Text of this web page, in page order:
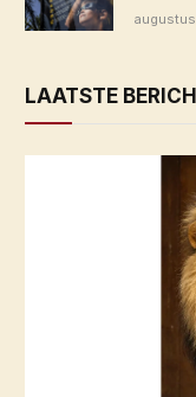
LAATSTE